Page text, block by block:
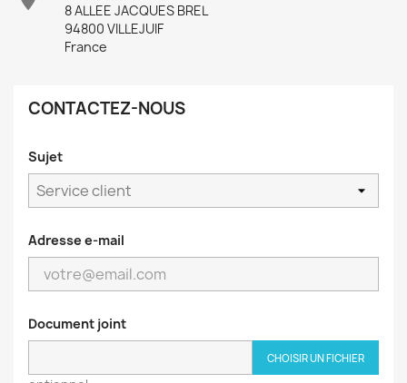
8 ALLEE JACQUES BREL
94800 VILLEJUIF
France
CONTACTEZ-NOUS
Sujet
Adresse e-mail
Document joint
CHOISIR UN FICHIER